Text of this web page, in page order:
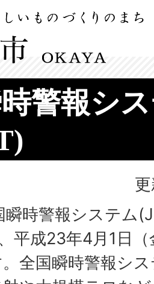
警報シ
瞬時警報システム
平成23年4月1日
全国瞬時警報シ